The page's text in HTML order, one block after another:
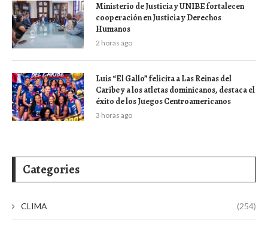
Ministerio de Justicia y UNIBE fortalecen
cooperación en Justicia y Derechos
Humanos
2 horas ago
Luis “El Gallo” felicita a Las Reinas del
Caribe y a los atletas dominicanos, destaca el
éxito de los Juegos Centroamericanos
3 horas ago
Categories
CLIMA (254)